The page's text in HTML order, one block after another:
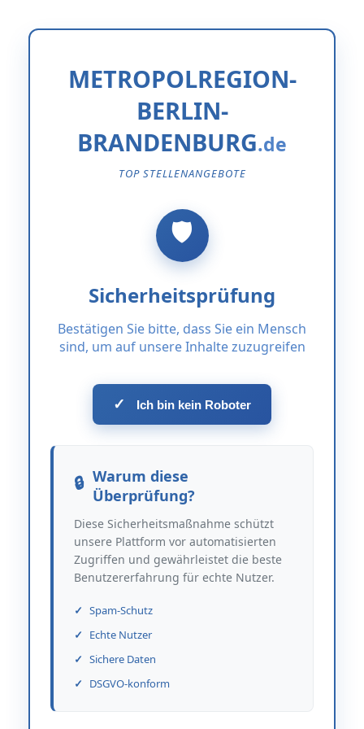
METROPOLREGION-
BERLIN-
BRANDENBURG
TOP STELLENANGEBOTE
Sicherheitsprüfung
Bestätigen Sie bitte, dass Sie ein Mensch
sind, um auf unsere Inhalte zuzugreifen
✓ Ich bin kein Roboter
Warum diese
Überprüfung?
Diese Sicherheitsmaßnahme schützt
unsere Plattform vor automatisierten
Zugriffen und gewährleistet die beste
Benutzererfahrung für echte Nutzer.
Spam-Schutz
Echte Nutzer
Sichere Daten
DSGVO-konform